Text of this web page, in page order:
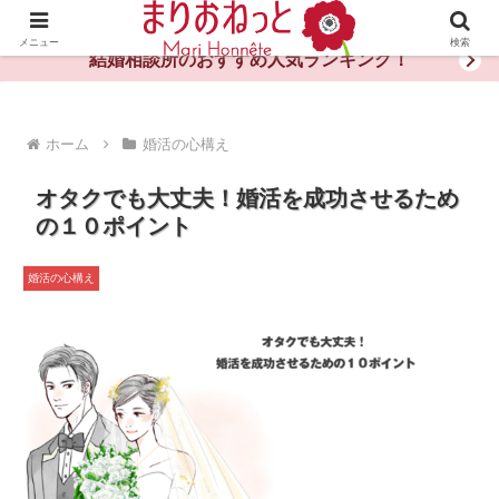
婚活や出会いの体験談・評判・秘訣がわかる情報サイト
結婚相談所のおすすめ人気ランキング！
ホーム 婚活の心構え
オタクでも大丈夫！婚活を成功させるため
の１０ポイント
婚活の心構え
メニュー 検索